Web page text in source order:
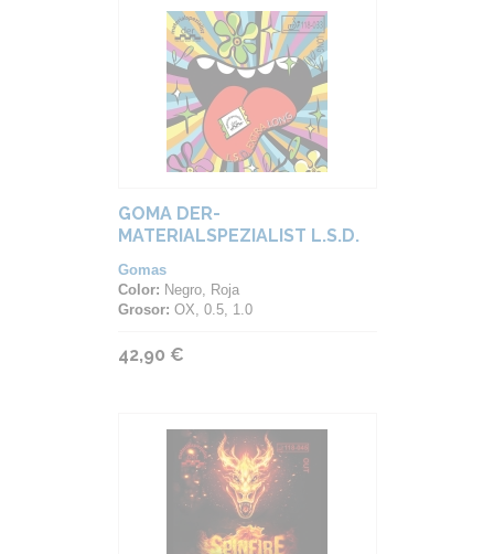
GOMA DER-
MATERIALSPEZIALIST L.S.D.
Gomas
Color: Negro, Roja
Grosor: OX, 0.5, 1.0
42,90 €